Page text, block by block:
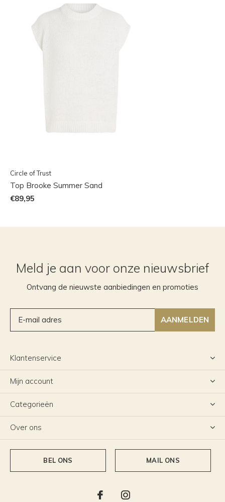
Circle of Trust
Top Brooke Summer Sand
€89,95
Meld je aan voor onze nieuwsbrief
Ontvang de nieuwste aanbiedingen en promoties
AANMELDEN
Klantenservice
Mijn account
Categorieën
Over ons
BEL ONS MAIL ONS